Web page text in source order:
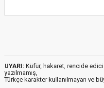
UYARI: Küfür, hakaret, rencide edici
yazılmamış,
Türkçe karakter kullanılmayan ve